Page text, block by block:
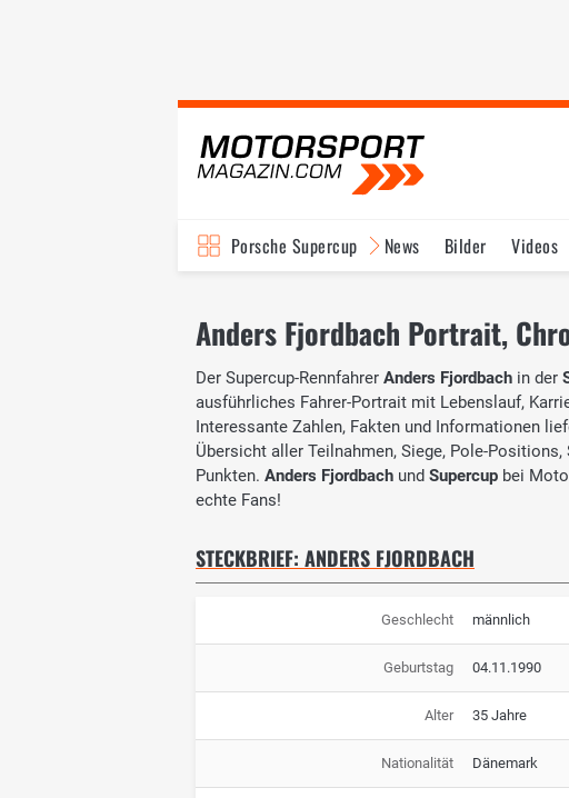
Porsche Supercup News Bilder Videos
Anders Fjordbach Portrait,
Der Supercup-Rennfahrer Anders Fjordbach in der
ausführliches Fahrer-Portrait mit Lebenslauf,
Interessante Zahlen, Fakten und Informationen
Übersicht aller Teilnahmen, Siege, Pole-
Punkten. Anders Fjordbach und Supercup bei
echte Fans!
STECKBRIEF: ANDERS FJORDBACH
Geschlecht männlich
Geburtstag 04.11.1990
Alter 35 Jahre
Nationalität Dänemark